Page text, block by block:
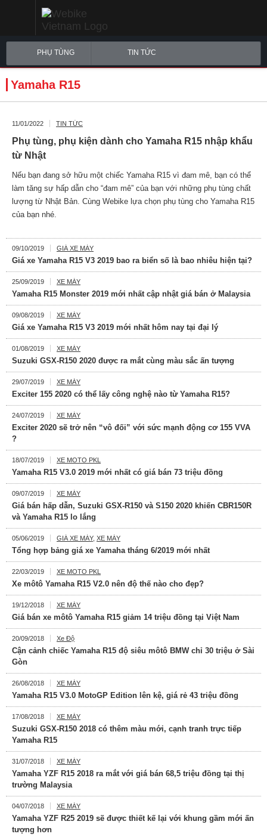
PHỤ TÙNG TIN TỨC
Yamaha R15
11/01/2022 TIN TỨC
Phụ tùng, phụ kiện dành cho Yamaha R15 nhập khẩu
từ Nhật
Nếu bạn đang sở hữu một chiếc Yamaha R15 vì đam mê, bạn có thể
làm tăng sự hấp dẫn cho “đam mê” của bạn với những phụ tùng chất
lượng từ Nhật Bản. Cùng Webike lựa chọn phụ tùng cho Yamaha R15
của bạn nhé.
09/10/2019 GIÁ XE MÁY
Giá xe Yamaha R15 V3 2019 bao ra biển số là bao nhiêu hiện tại?
25/09/2019 XE MÁY
Yamaha R15 Monster 2019 mới nhất cập nhật giá bán ở Malaysia
09/08/2019 XE MÁY
Giá xe Yamaha R15 V3 2019 mới nhất hôm nay tại đại lý
01/08/2019 XE MÁY
Suzuki GSX-R150 2020 được ra mắt cùng màu sắc ấn tượng
29/07/2019 XE MÁY
Exciter 155 2020 có thể lấy công nghệ nào từ Yamaha R15?
24/07/2019 XE MÁY
Exciter 2020 sẽ trở nên “vô đối” với sức mạnh động cơ 155 VVA
?
18/07/2019 XE MOTO PKL
Yamaha R15 V3.0 2019 mới nhất có giá bán 73 triệu đồng
09/07/2019 XE MÁY
Giá bán hấp dẫn, Suzuki GSX-R150 và S150 2020 khiến CBR150R
và Yamaha R15 lo lắng
05/06/2019 GIÁ XE MÁY, XE MÁY
Tổng hợp bảng giá xe Yamaha tháng 6/2019 mới nhất
22/03/2019 XE MOTO PKL
Xe môtô Yamaha R15 V2.0 nên độ thế nào cho đẹp?
19/12/2018 XE MÁY
Giá bán xe môtô Yamaha R15 giảm 14 triệu đồng tại Việt Nam
20/09/2018 Xe Độ
Cận cảnh chiếc Yamaha R15 độ siêu môtô BMW chỉ 30 triệu ở Sài
Gòn
26/08/2018 XE MÁY
Yamaha R15 V3.0 MotoGP Edition lên kệ, giá rẻ 43 triệu đồng
17/08/2018 XE MÁY
Suzuki GSX-R150 2018 có thêm màu mới, cạnh tranh trực tiếp
Yamaha R15
31/07/2018 XE MÁY
Yamaha YZF R15 2018 ra mắt với giá bán 68,5 triệu đồng tại thị
trường Malaysia
04/07/2018 XE MÁY
Yamaha YZF R25 2019 sẽ được thiết kế lại với khung gầm mới ấn
tượng hơn